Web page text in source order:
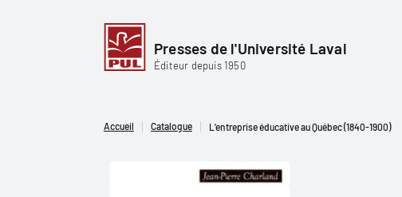
Presses de l'Université Laval
Éditeur depuis 1950
Accueil Catalogue L’entreprise éducative au Québec (1840-1900)